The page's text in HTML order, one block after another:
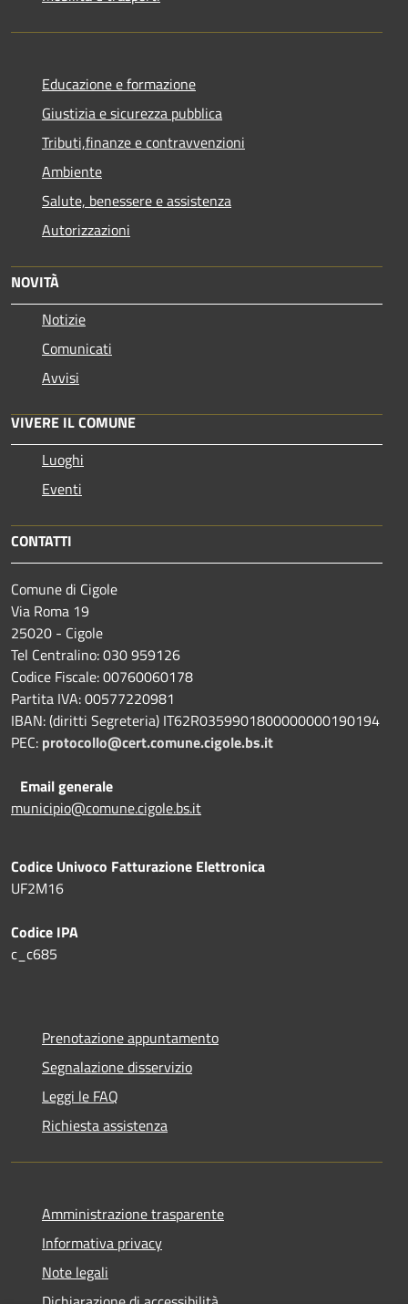
Educazione e formazione
Giustizia e sicurezza pubblica
Tributi,finanze e contravvenzioni
Ambiente
Salute, benessere e assistenza
Autorizzazioni
NOVITÀ
Notizie
Comunicati
Avvisi
VIVERE IL COMUNE
Luoghi
Eventi
CONTATTI
Comune di Cigole
Via Roma 19
25020 - Cigole
Tel Centralino: 030 959126
Codice Fiscale: 00760060178
Partita IVA: 00577220981
IBAN: (diritti Segreteria) IT62R0359901800000000190194
PEC: protocollo@cert.comune.cigole.bs.it
Email generale
municipio@comune.cigole.bs.it
Codice Univoco Fatturazione Elettronica
UF2M16
Codice IPA
c_c685
Prenotazione appuntamento
Segnalazione disservizio
Leggi le FAQ
Richiesta assistenza
Amministrazione trasparente
Informativa privacy
Note legali